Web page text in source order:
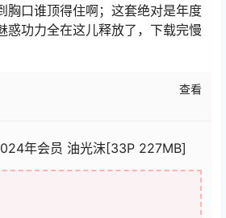
胸口谁顶得住啊；这套绝对是年度
惑功力全在这儿释放了，下载完慢
查看
年会员 油光沫[33P 227MB]